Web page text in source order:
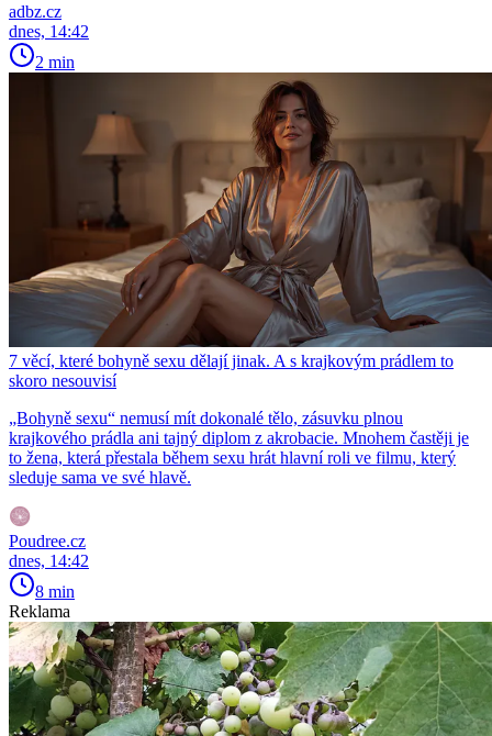
adbz.cz
dnes, 14:42
2 min
7 věcí, které bohyně sexu dělají jinak. A s krajkovým prádlem to
skoro nesouvisí
„Bohyně sexu“ nemusí mít dokonalé tělo, zásuvku plnou
krajkového prádla ani tajný diplom z akrobacie. Mnohem častěji je
to žena, která přestala během sexu hrát hlavní roli ve filmu, který
sleduje sama ve své hlavě.
Poudree.cz
dnes, 14:42
8 min
Reklama